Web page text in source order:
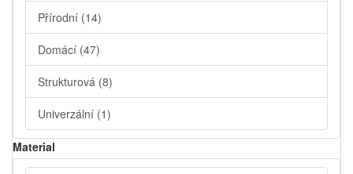
Přírodní (14)
Domácí (47)
Strukturová (8)
Univerzální (1)
Material